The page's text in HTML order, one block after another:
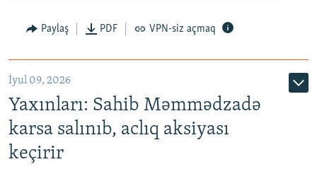
Paylaş PDF VPN-siz açmaq
İyul 09, 2026
Yaxınları: Sahib Məmmədzadə
karsa salınıb, aclıq aksiyası
keçirir